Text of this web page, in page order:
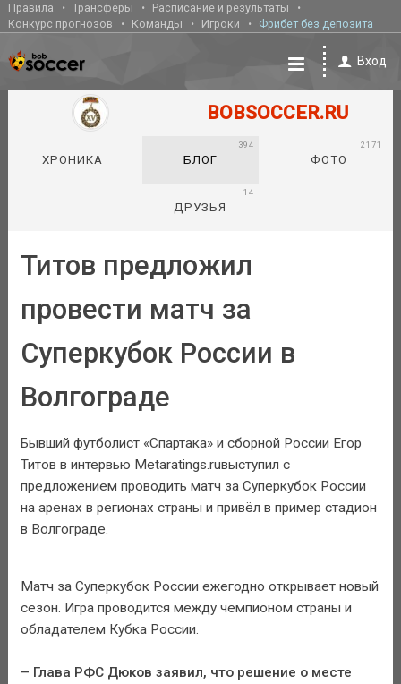
Правила Трансферы
Расписание и результаты
Конкурс прогнозов
Команды Игроки Фрибет без депозита
Вход
BOBSOCCER.RU
ХРОНИКА БЛОГ
394
ФОТО
2171
ДРУЗЬЯ
14
Титов предложил
провести матч за
Суперкубок России в
Волгограде
Бывший футболист «Спартака» и сборной России Егор
Титов в интервью Metaratings.ruвыступил с
предложением проводить матч за Суперкубок России
на аренах в регионах страны и привёл в пример стадион
в Волгограде.
Матч за Суперкубок России ежегодно открывает новый
сезон. Игра проводится между чемпионом страны и
обладателем Кубка России.
– Глава РФС Дюков заявил, что решение о месте